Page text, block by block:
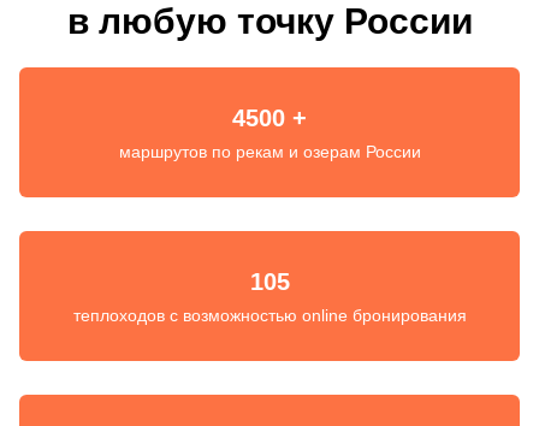
в любую точку России
4500 +
маршрутов по рекам и озерам России
105
теплоходов с возможностью online бронирования